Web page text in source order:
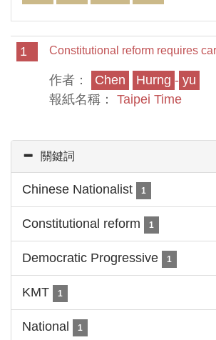
1 Constitutional reform requires
作者： Chen Hurng - yu
報紙名稱： Taipei Time
關鍵詞
Chinese Nationalist 1
Constitutional reform 1
Democratic Progressive 1
KMT 1
National 1